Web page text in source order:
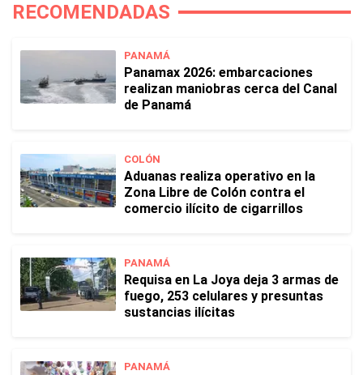
RECOMENDADAS
PANAMÁ
Panamax 2026: embarcaciones
realizan maniobras cerca del Canal
de Panamá
COLÓN
Aduanas realiza operativo en la
Zona Libre de Colón contra el
comercio ilícito de cigarrillos
PANAMÁ
Requisa en La Joya deja 3 armas de
fuego, 253 celulares y presuntas
sustancias ilícitas
PANAMÁ